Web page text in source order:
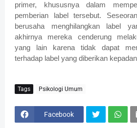
primer, khususnya dalam
pemberian label tersebut.
berusaha menghilangkan label
akhirnya mereka cenderung
yang lain karena tidak dapat
terhadap label yang diberikan
Tags Psikologi Umum
Facebook